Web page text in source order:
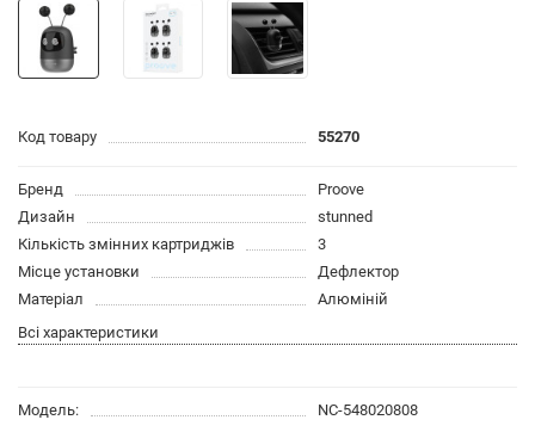
Код товару 55270
Бренд
Proove
Дизайн
stunned
Кількість змінних картриджів
3
Місце установки
Дефлектор
Матеріал
Алюміній
Всі характеристики
Модель:
NC-548020808